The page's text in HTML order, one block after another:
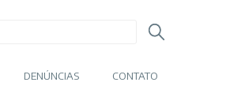
DENÚNCIAS CONTATO